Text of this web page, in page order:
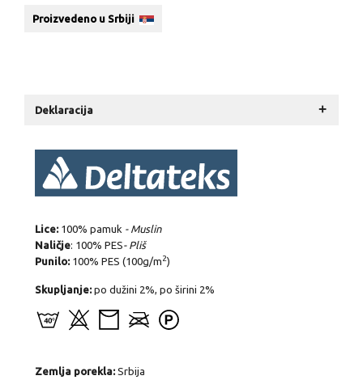
Proizvedeno u Srbiji
Deklaracija +
Lice:100% pamuk - Muslin
Naličje: 100% PES- Pliš
Punilo:100% PES (100g/m2)
Skupljanje:po dužini 2%, po širini 2%
Zemlja porekla:Srbija